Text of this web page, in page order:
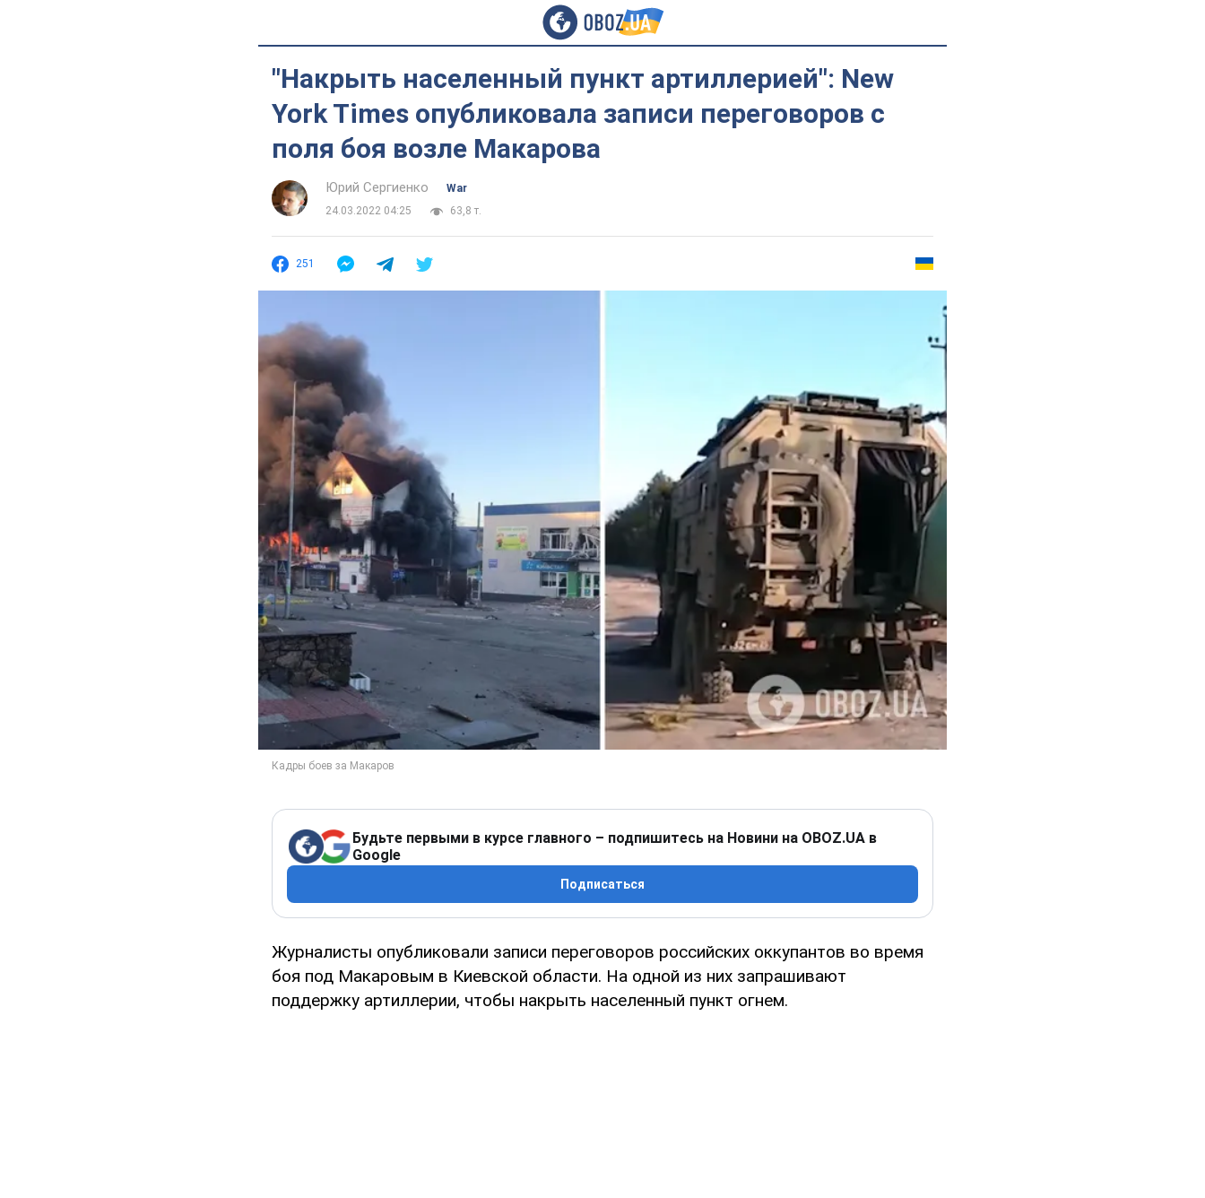
"Накрыть населенный пункт артиллерией": New
York Times опубликовала записи переговоров с
поля боя возле Макарова
Юрий Сергиенко
War
24.03.2022 04:25
63,8 т.
251
Будьте первыми в курсе главного – подпишитесь на Новини на OBOZ.UA в
Google
Подписаться
Журналисты опубликовали записи переговоров российских оккупантов во время
боя под Макаровым в Киевской области. На одной из них запрашивают
поддержку артиллерии, чтобы накрыть населенный пункт огнем.